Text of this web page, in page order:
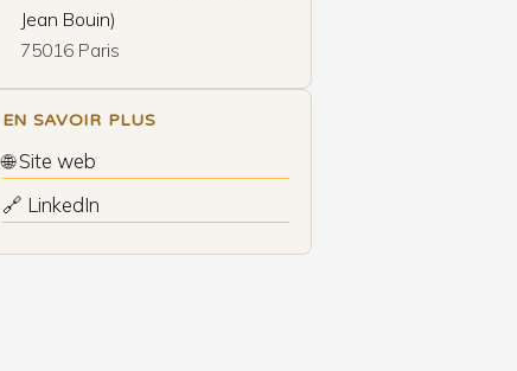
Jean Bouin)
75016 Paris
EN SAVOIR PLUS
🌐 Site web
🔗 LinkedIn